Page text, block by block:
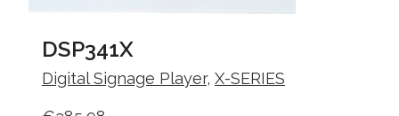
DSP341X
Digital Signage Player, X-SERIES